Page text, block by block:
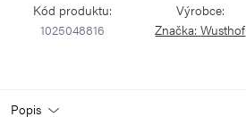
Kód produktu:
1025048816
Výrobce:
Značka:Wusthof
Popis